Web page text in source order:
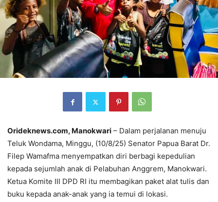
Orideknews.com, Manokwari – Dalam perjalanan menuju
Teluk Wondama, Minggu, (10/8/25) Senator Papua Barat Dr.
Filep Wamafma menyempatkan diri berbagi kepedulian
kepada sejumlah anak di Pelabuhan Anggrem, Manokwari.
Ketua Komite III DPD RI itu membagikan paket alat tulis dan
buku kepada anak-anak yang ia temui di lokasi.